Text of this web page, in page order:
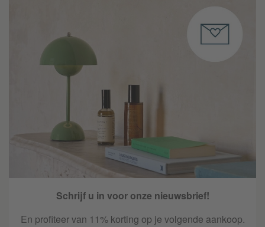
Schrijf u in voor onze nieuwsbrief!
En profiteer van 11% korting op je volgende aankoop.